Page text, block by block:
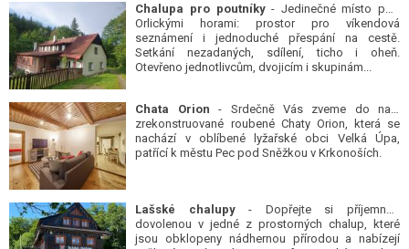
Chalupa pro poutníky- Jedinečné místo pod
Orlickými horami: prostor pro víkendová
seznámení i jednoduché přespání na cestě.
Setkání nezadaných, sdílení, ticho i oheň.
Otevřeno jednotlivcům, dvojicím i skupinám...
Chata Orion - Srdečně Vás zveme do naší
zrekonstruované roubené Chaty Orion, která se
nachází v oblíbené lyžařské obci Velká Úpa,
patřící k městu Pec pod Sněžkou v Krkonoších.
Lašské chalupy- Dopřejte si příjemnou
dovolenou v jedné z prostorných chalup, které
jsou obklopeny nádhernou přírodou a nabízejí